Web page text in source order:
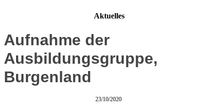
Aktuelles
Aufnahme der
Ausbildungsgruppe,
Burgenland
23/10/2020